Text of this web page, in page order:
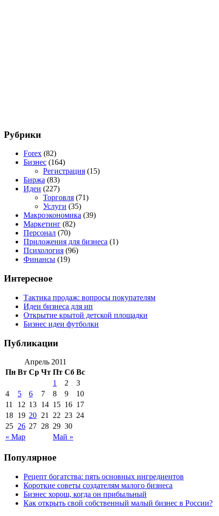
Рубрики
Forex (82)
Бизнес (164)
Регистрация (15)
Биржа (83)
Идеи (227)
Торговля (71)
Услуги (35)
Макроэкономика (39)
Маркетинг (82)
Персонал (70)
Приложения для бизнеса (1)
Психология (96)
Финансы (19)
Интересное
Тактика продаж: вопросы покупателям
Идеи бизнеса для ип
Открытие крытой детской площадки
Бизнес идеи футболки
Публикации
Апрель 2011
Пн Вт Ср Чт Пт Сб Вс
« Мар Май »
1 2
3
4
5 6 7 8 9
10
11
12 13 14 15 16 17
18 19 20 21 22 23 24
25 26 27 28 29 30
Популярное
Рецепт богатства: пять основных ингредиентов
Короткие советы создателям малого бизнеса
Бизнес хорош, когда он прибыльный
Как открыть свой собственный малый бизнес в России?